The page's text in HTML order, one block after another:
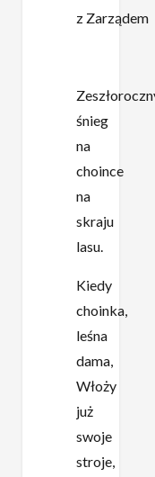
z Zarządem
śnieg
na
choince
na
skraju
lasu.
Kiedy
choinka,
leśna
dama,
Włoży
już
swoje
stroje,